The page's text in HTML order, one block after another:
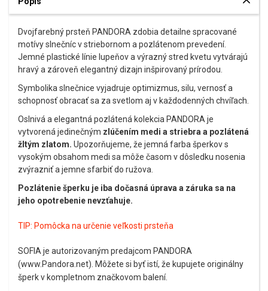
Dvojfarebný prsteň PANDORA zdobia detailne spracované
motívy slnečníc v striebornom a pozlátenom prevedení.
Jemné plastické línie lupeňov a výrazný stred kvetu vytvárajú
hravý a zároveň elegantný dizajn inšpirovaný prírodou.
Symbolika slnečnice vyjadruje optimizmus, silu, vernosť a
schopnosť obracať sa za svetlom aj v každodenných chvíľach.
Oslnivá a elegantná pozlátená kolekcia PANDORA je
vytvorená jedinečným zlúčením medi a striebra a pozlátená
žltým zlatom. Upozorňujeme, že jemná farba šperkov s
vysokým obsahom medi sa môže časom v dôsledku nosenia
zvýrazniť a jemne sfarbiť do ružova.
Pozlátenie šperku je iba dočasná úprava a záruka sa na
jeho opotrebenie nevzťahuje.
TIP: Pomôcka na určenie veľkosti prsteňa
SOFIA je autorizovaným predajcom PANDORA
(www.Pandora.net). Môžete si byť istí, že kupujete originálny
šperk v kompletnom značkovom balení.